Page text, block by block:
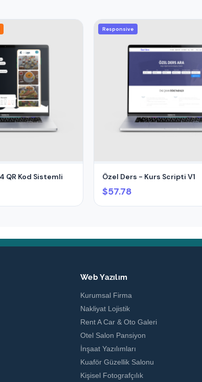
QR Kod Sistemli
Responsive
Özel Ders - Kurs Scripti V1
$57.78
Web Yazılım
Kurumsal Firma
Nakliyat Lojistik
Rent A Car & Oto Galeri
Otel Salon Pansiyon
İnşaat Yazılımları
Kuaför Güzellik Salonu
Kişisel Fotografçılık